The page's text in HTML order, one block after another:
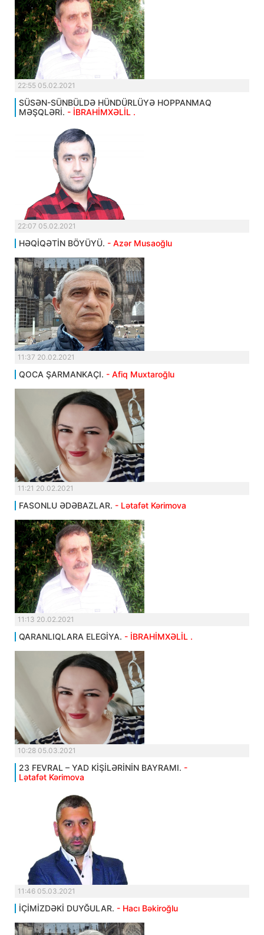
22:55 05.02.2021
SÜSƏN-SÜNBÜLDƏ HÜNDÜRLÜYƏ HOPPANMAQ
MƏŞQLƏRİ. - İBRAHİMXƏLİL .
22:07 05.02.2021
HƏQİQƏTİN BÖYÜYÜ. - Azər Musaoğlu
11:37 20.02.2021
QOCA ŞARMANKAÇI. - Afiq Muxtaroğlu
11:21 20.02.2021
FASONLU ƏDƏBAZLAR. - Lətafət Kərimova
11:13 20.02.2021
QARANLIQLARA ELEGİYA. - İBRAHİMXƏLİL .
10:28 05.03.2021
23 FEVRAL – YAD KİŞİLƏRİNİN BAYRAMI. -
Lətafət Kərimova
11:46 05.03.2021
İÇİMİZDƏKİ DUYĞULAR. - Hacı Bəkiroğlu